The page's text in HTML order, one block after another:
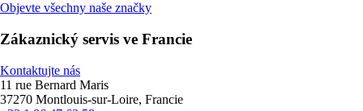
Objevte všechny naše značky
Zákaznický servis ve Francie
Kontaktujte nás
11 rue Bernard Maris
37270 Montlouis-sur-Loire, Francie